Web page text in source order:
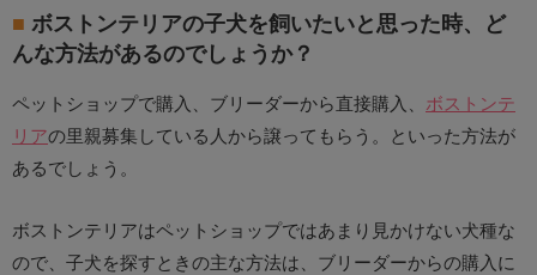
ボストンテリアの子犬を飼いたいと思った時、ど
んな方法があるのでしょうか？
ペットショップで購入、ブリーダーから直接購入、 ボストンテ
リアの里親募集している人から譲ってもらう。といった方法が
あるでしょう。
ボストンテリアはペットショップではあまり見かけない犬種な
ので、子犬を探すときの主な方法は、ブリーダーからの購入に